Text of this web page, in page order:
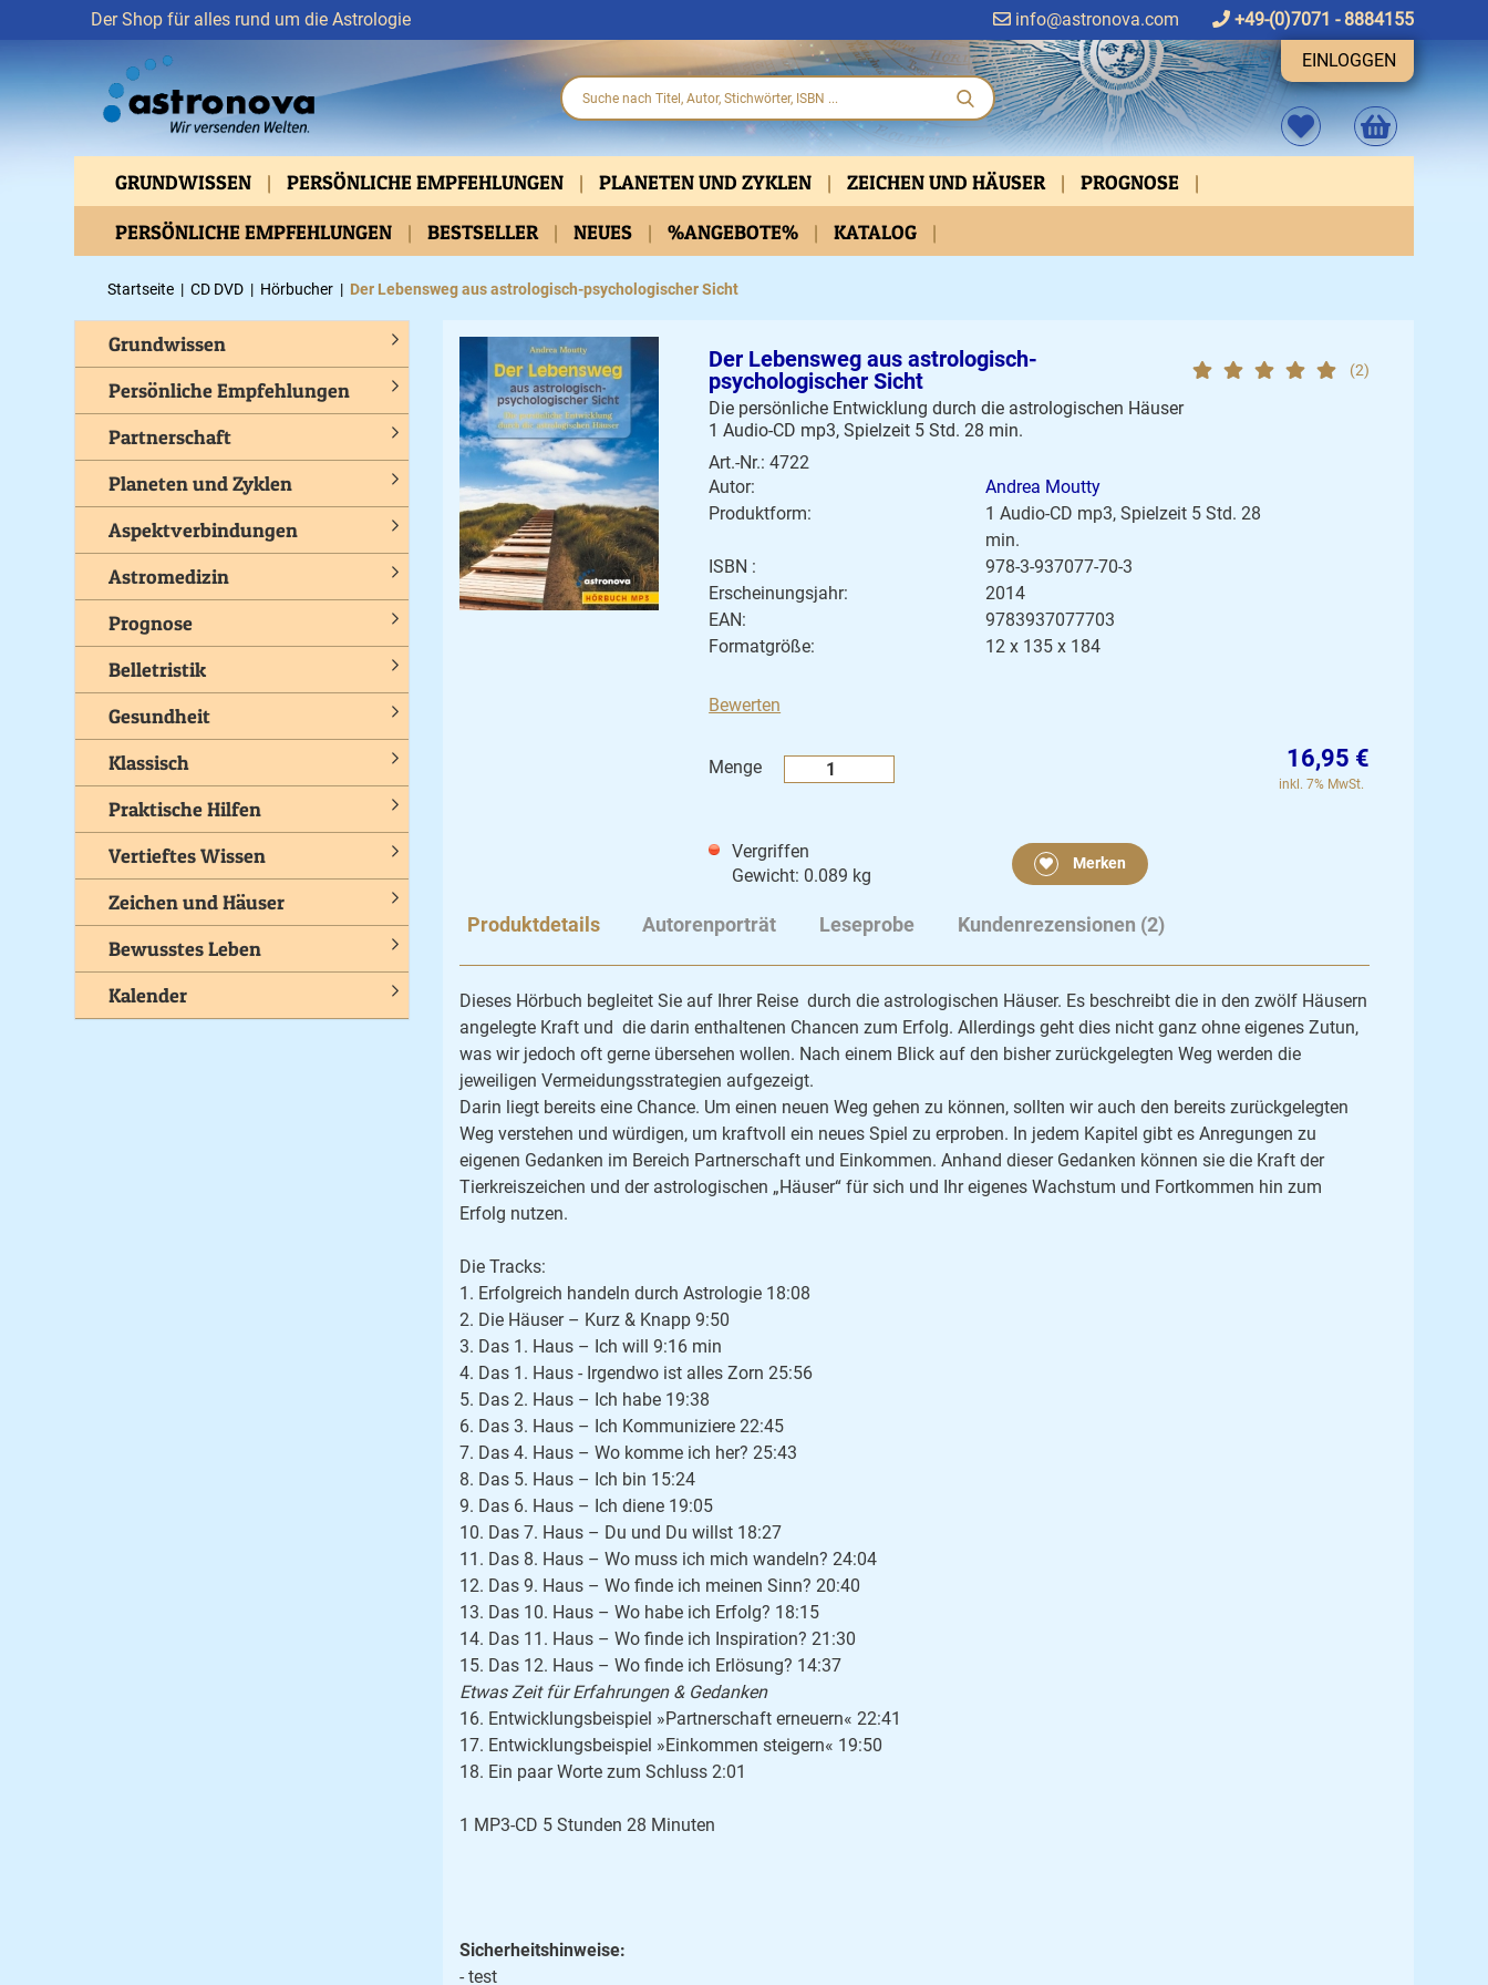
Der Shop für alles rund um die Astrologie info@astronova.com
+49-(0)7071 - 8884155
EINLOGGEN
GRUNDWISSEN PERSÖNLICHE EMPFEHLUNGEN PLANETEN UND ZYKLEN ZEICHEN UND HÄUSER PROGNOSE
VERTIEFTES WISSEN ASTROMEDIZIN PARTNERSCHAFT KLASSISCH PRAKTISCHE HILFEN
BEWUSSTES LEBEN GESUNDHEIT CD DVD BELLETRISTIK KALENDER
PERSÖNLICHE EMPFEHLUNGEN BESTSELLER NEUES %ANGEBOTE% KATALOG
Startseite | CD DVD | Hörbucher | Der Lebensweg aus astrologisch-psychologischer Sicht
Grundwissen
Persönliche Empfehlungen
Partnerschaft
Planeten und Zyklen
Aspektverbindungen
Astromedizin
Prognose
Belletristik
Gesundheit
Klassisch
Praktische Hilfen
Vertieftes Wissen
Zeichen und Häuser
Bewusstes Leben
Kalender
(2)
Der Lebensweg aus astrologisch-
psychologischer Sicht
Die persönliche Entwicklung durch die astrologischen Häuser
1 Audio-CD mp3, Spielzeit 5 Std. 28 min.
Art.-Nr.: 4722
Autor:
Andrea Moutty
Produktform:
1 Audio-CD mp3, Spielzeit 5 Std. 28
min.
ISBN :
978-3-937077-70-3
Erscheinungsjahr:
2014
EAN:
9783937077703
Formatgröße:
12 x 135 x 184
Bewerten
Menge 16,95 €
inkl. 7% MwSt.
Vergriffen
Gewicht: 0.089 kg
Merken
Produktdetails Autorenporträt Leseprobe Kundenrezensionen (2)
Dieses Hörbuch begleitet Sie auf Ihrer Reise durch die astrologischen Häuser. Es beschreibt die in den zwölf Häusern
angelegte Kraft und die darin enthaltenen Chancen zum Erfolg. Allerdings geht dies nicht ganz ohne eigenes Zutun,
was wir jedoch oft gerne übersehen wollen. Nach einem Blick auf den bisher zurückgelegten Weg werden die
jeweiligen Vermeidungsstrategien aufgezeigt.
Darin liegt bereits eine Chance. Um einen neuen Weg gehen zu können, sollten wir auch den bereits zurückgelegten
Weg verstehen und würdigen, um kraftvoll ein neues Spiel zu erproben. In jedem Kapitel gibt es Anregungen zu
eigenen Gedanken im Bereich Partnerschaft und Einkommen. Anhand dieser Gedanken können sie die Kraft der
Tierkreiszeichen und der astrologischen „Häuser“ für sich und Ihr eigenes Wachstum und Fortkommen hin zum
Erfolg nutzen.
Die Tracks:
1. Erfolgreich handeln durch Astrologie 18:08
2. Die Häuser – Kurz & Knapp 9:50
3. Das 1. Haus – Ich will 9:16 min
4. Das 1. Haus - Irgendwo ist alles Zorn 25:56
5. Das 2. Haus – Ich habe 19:38
6. Das 3. Haus – Ich Kommuniziere 22:45
7. Das 4. Haus – Wo komme ich her? 25:43
8. Das 5. Haus – Ich bin 15:24
9. Das 6. Haus – Ich diene 19:05
10. Das 7. Haus – Du und Du willst 18:27
11. Das 8. Haus – Wo muss ich mich wandeln? 24:04
12. Das 9. Haus – Wo finde ich meinen Sinn? 20:40
13. Das 10. Haus – Wo habe ich Erfolg? 18:15
14. Das 11. Haus – Wo finde ich Inspiration? 21:30
15. Das 12. Haus – Wo finde ich Erlösung? 14:37
Etwas Zeit für Erfahrungen & Gedanken
16. Entwicklungsbeispiel »Partnerschaft erneuern« 22:41
17. Entwicklungsbeispiel »Einkommen steigern« 19:50
18. Ein paar Worte zum Schluss 2:01
1 MP3-CD 5 Stunden 28 Minuten
Sicherheitshinweise:
- test